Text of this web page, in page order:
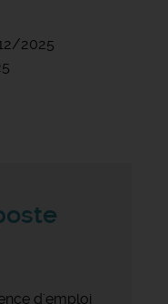
2025
d'emploi